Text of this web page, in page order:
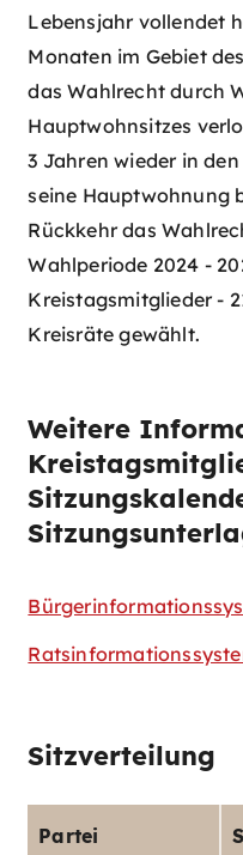
Lebensjahr vollendet
Monaten im Gebiet
das Wahlrecht durch
Hauptwohnsitzes
3 Jahren wieder in
seine Hauptwohnung
Rückkehr das
Wahlperiode 2024 -
Kreistagsmitglieder -
Kreisräte gewählt.
Weitere
Sitzverteilung
Partei